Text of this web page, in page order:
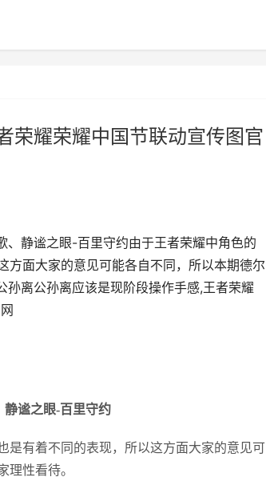
荣耀荣耀中国节联动宣传图官
静谧之眼-百里守约由于王者荣耀中角色的
方面大家的意见可能各自不同，所以本期德尔
离公孙离应该是现阶段操作手感,王者荣耀
静谧之眼-百里守约
是有着不同的表现，所以这方面大家的意见可
理性看待。